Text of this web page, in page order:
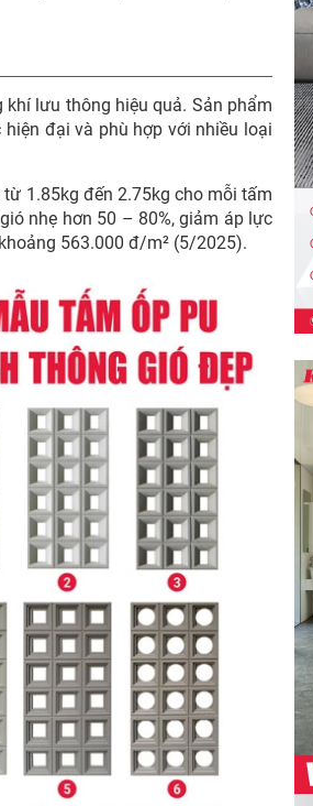
lưu thông hiệu quả. Sản phẩm
đại và phù hợp với nhiều loại
1.85kg đến 2.75kg cho mỗi tấm
nhẹ hơn 50 – 80%, giảm áp lực
563.000 đ/m² (5/2025).